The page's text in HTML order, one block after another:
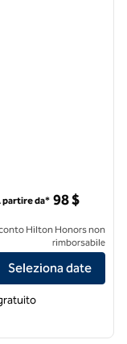
Dayton
partire da* 98 $
Hilton Honors non
rimborsabile
Seleziona date